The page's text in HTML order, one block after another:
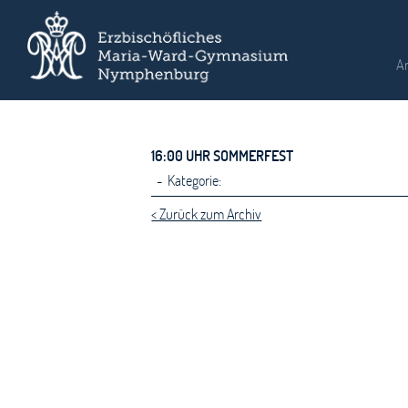
16:00 UHR SOMMERFEST
- Kategorie:
< Zurück zum Archiv